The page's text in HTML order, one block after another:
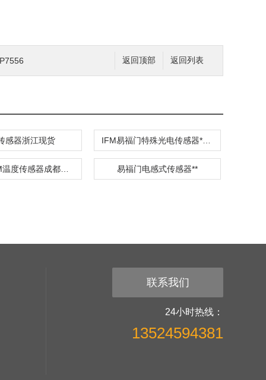
返回列表
返回顶部
感器浙江现货
易福门电感式传感器**
联系我们
24小时热线：
13524594381